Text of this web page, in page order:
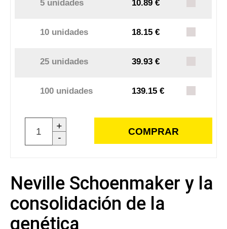
5 unidades 10.89 €
10 unidades 18.15 €
25 unidades 39.93 €
100 unidades 139.15 €
+
-
COMPRAR
Neville Schoenmaker y la
consolidación de la
genética